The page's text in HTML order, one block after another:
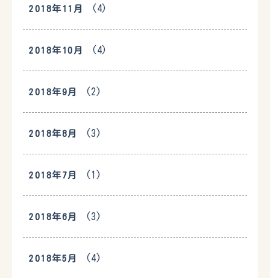
2018年11月 (4)
2018年10月 (4)
2018年9月 (2)
2018年8月 (3)
2018年7月 (1)
2018年6月 (3)
2018年5月 (4)